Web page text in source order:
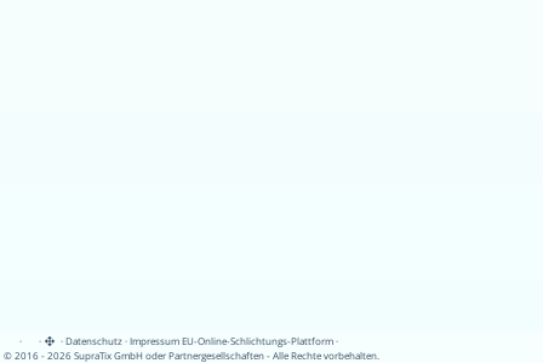
· · ·Datenschutz·Impressum EU-Online-Schlichtungs-Plattform·
© 2016 - 2026 SupraTix GmbH oder Partnergesellschaften - Alle Rechte vorbehalten.